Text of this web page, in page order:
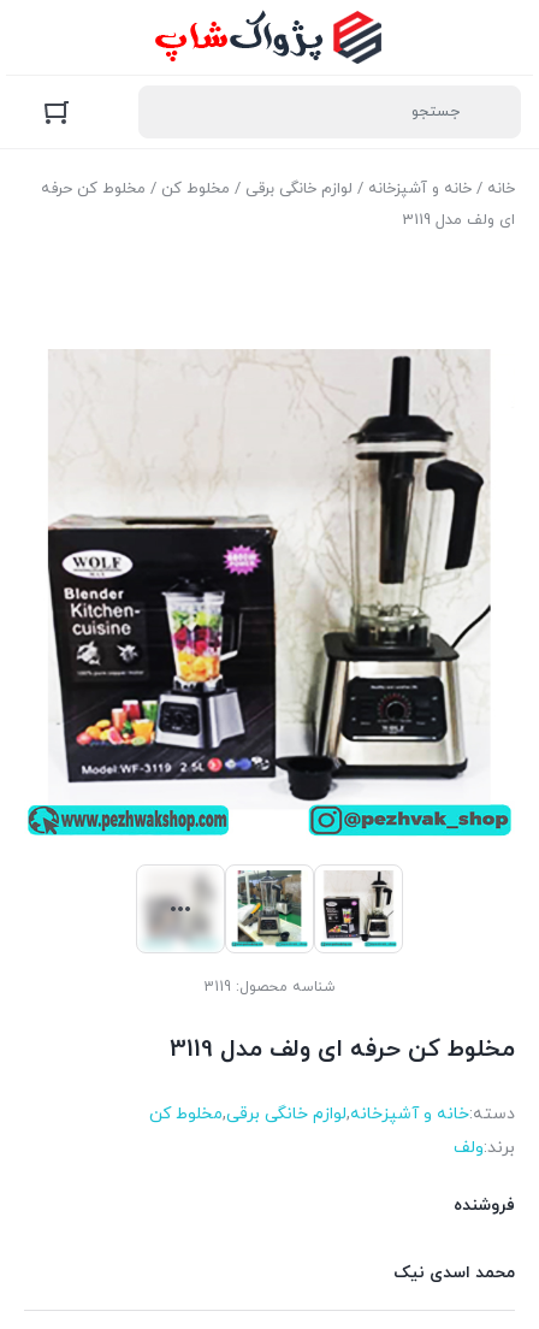
خانه / خانه و آشپزخانه / لوازم خانگی برقی / مخلوط کن / مخلوط کن حرفه
ای ولف مدل 3119
شناسه محصول: 3119
مخلوط کن حرفه ای ولف مدل 3119
دسته:خانه و آشپزخانه,لوازم خانگی برقی,مخلوط کن
برند:ولف
فروشنده
محمد اسدی نیک